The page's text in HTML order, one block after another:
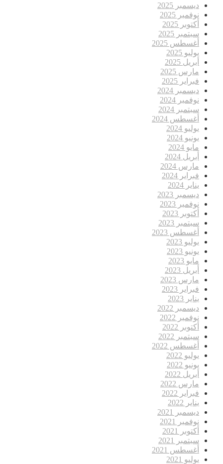
ديسمبر 2025
نوفمبر 2025
أكتوبر 2025
سبتمبر 2025
أغسطس 2025
يوليو 2025
أبريل 2025
مارس 2025
فبراير 2025
ديسمبر 2024
نوفمبر 2024
سبتمبر 2024
أغسطس 2024
يوليو 2024
يونيو 2024
مايو 2024
أبريل 2024
مارس 2024
فبراير 2024
يناير 2024
ديسمبر 2023
نوفمبر 2023
أكتوبر 2023
سبتمبر 2023
أغسطس 2023
يوليو 2023
يونيو 2023
مايو 2023
أبريل 2023
مارس 2023
فبراير 2023
يناير 2023
ديسمبر 2022
نوفمبر 2022
أكتوبر 2022
سبتمبر 2022
أغسطس 2022
يوليو 2022
يونيو 2022
أبريل 2022
مارس 2022
فبراير 2022
يناير 2022
ديسمبر 2021
نوفمبر 2021
أكتوبر 2021
سبتمبر 2021
أغسطس 2021
يوليو 2021